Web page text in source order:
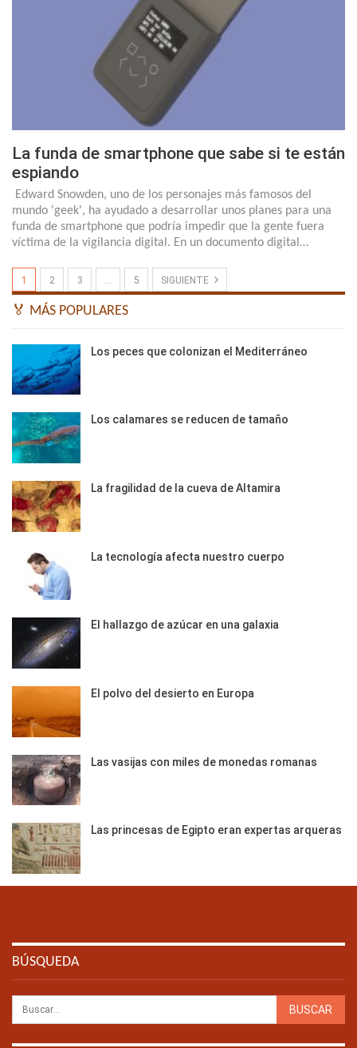
La funda de smartphone que sabe si te están
espiando
Edward Snowden, uno de los personajes más famosos del
mundo 'geek', ha ayudado a desarrollar unos planes para una
funda de smartphone que podría impedir que la gente fuera
víctima de la vigilancia digital. En un documento digital…
1 2 3 … 5 SIGUIENTE
🏅 MÁS POPULARES
Los peces que colonizan el Mediterráneo
Los calamares se reducen de tamaño
La fragilidad de la cueva de Altamira
La tecnología afecta nuestro cuerpo
El hallazgo de azúcar en una galaxia
El polvo del desierto en Europa
Las vasijas con miles de monedas romanas
Las princesas de Egipto eran expertas arqueras
BÚSQUEDA